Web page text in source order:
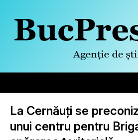
La Cernăuți se
unui centru pentru